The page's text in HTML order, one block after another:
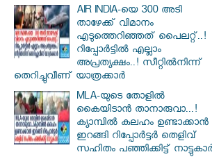
AIR INDIA-യെ 300 അടി
താഴേക്ക് വിമാനം
എടുത്തെറിഞ്ഞത് പൈലറ്റ്..!
റിപ്പോർട്ടിൽ എല്ലാം
അപ്രത്യക്ഷം..! സീറ്റിൽനിന്ന്
തെറിച്ചുവീണ് യാത്രക്കാർ
MLA-യുടെ തോളിൽ
കൈയിടാൻ താനാരുവാ...!
ക്യാമ്പിൽ കലഹം ഉണ്ടാക്കാൻ
ഇറങ്ങി റിപ്പോർട്ടർ തെളിവ്
സഹിതം പഞ്ഞിക്കിട്ട്